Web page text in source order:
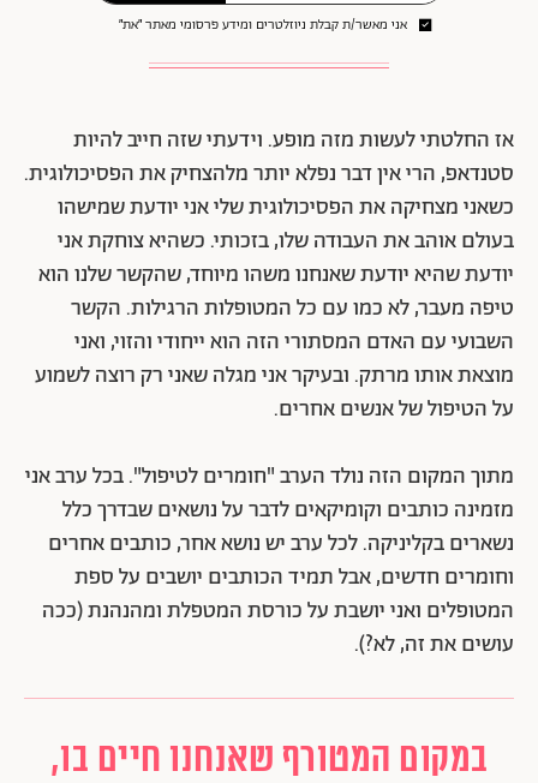
אני מאשר/ת קבלת ניוזלטרים ומידע פרסומי מאתר ״את״
אז החלטתי לעשות מזה מופע. וידעתי שזה חייב להיות
סטנדאפ, הרי אין דבר נפלא יותר מלהצחיק את הפסיכולוגית.
כשאני מצחיקה את הפסיכולוגית שלי אני יודעת שמישהו
בעולם אוהב את העבודה שלו, בזכותי. כשהיא צוחקת אני
יודעת שהיא יודעת שאנחנו משהו מיוחד, שהקשר שלנו הוא
טיפה מעבר, לא כמו עם כל המטופלות הרגילות. הקשר
השבועי עם האדם המסתורי הזה הוא ייחודי והזוי, ואני
מוצאת אותו מרתק. ובעיקר אני מגלה שאני רק רוצה לשמוע
על הטיפול של אנשים אחרים.
מתוך המקום הזה נולד הערב "חומרים לטיפול". בכל ערב אני
מזמינה כותבים וקומיקאים לדבר על נושאים שבדרך כלל
נשארים בקליניקה. לכל ערב יש נושא אחר, כותבים אחרים
וחומרים חדשים, אבל תמיד הכותבים יושבים על ספת
המטופלים ואני יושבת על כורסת המטפלת ומהנהנת (ככה
עושים את זה, לא?).
במקום המטורף שאנחנו חיים בו,